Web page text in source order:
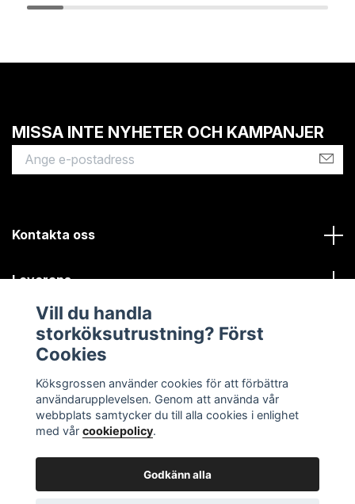
MISSA INTE NYHETER OCH KAMPANJER
Kontakta oss
Leverans
Kundinformation
Vill du handla
storköksutrustning? Först
Cookies
Köksgrossen använder cookies för att förbättra
användarupplevelsen. Genom att använda vår
webbplats samtycker du till alla cookies i enlighet
med vår cookiepolicy.
Godkänn alla